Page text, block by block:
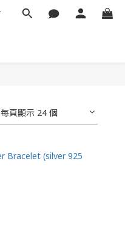
每頁顯示 24 個